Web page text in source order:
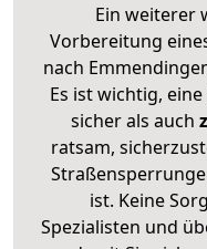
Ein weiterer
Vorbereitung
nach
Es ist wichtig,
sicher als auch
ratsam,
ist. Keine
Spezialisten und